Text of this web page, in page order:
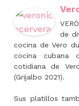
de
cocina de Vero
cocina cubana
cotidiana de
(Grijalbo 2021).
Sus platillos